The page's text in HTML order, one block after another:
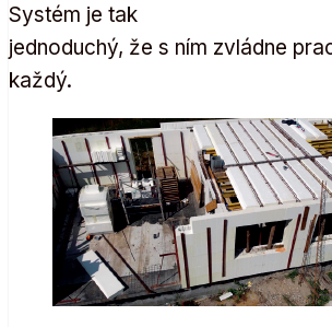
Systém je tak
jednoduchý, že s ním zvládne
každý.